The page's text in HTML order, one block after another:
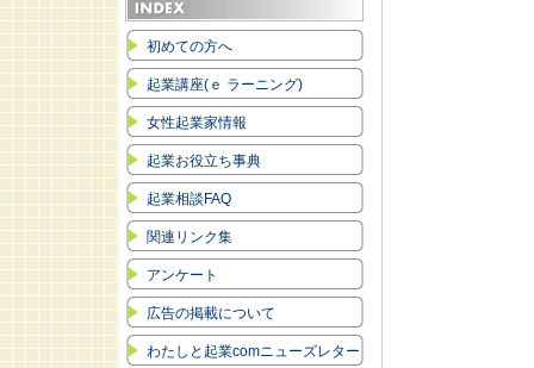
初めての方へ
起業講座(ｅ ラーニング)
女性起業家情報
起業お役立ち事典
起業相談FAQ
関連リンク集
アンケート
広告の掲載について
わたしと起業comニューズレター